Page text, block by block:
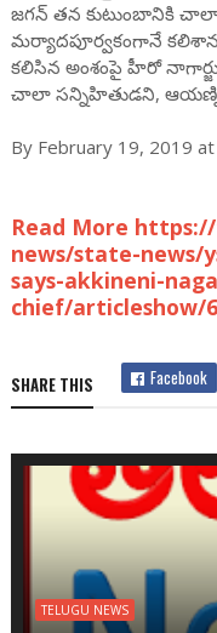
జగన్ తన కుటుంబానికి
మర్యాదపూర్వకంగానే
కలిసిన అంశంపై హీరో
చాలా సన్నిహితుడని,
By February 19, 2019
Read More
news/state-news/
says-akkineni-
chief/articleshow/
SHARE THIS Facebook
TELUGU NEWS